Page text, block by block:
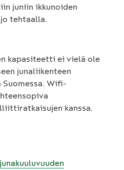
juniin ikkunoiden
tehtaalla.
kapasiteetti ei vielä ole
junaliikenteen
Wifi-
kanssa.